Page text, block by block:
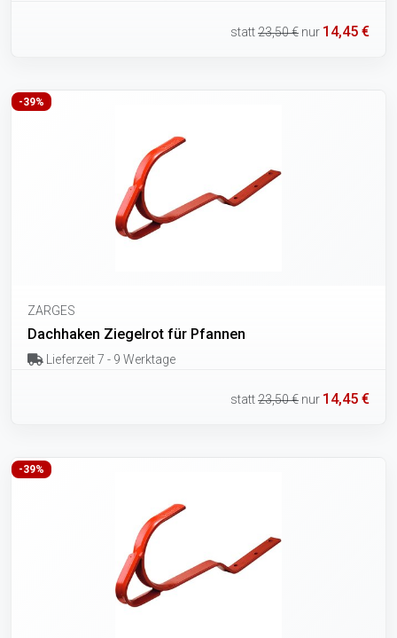
statt23,50 € nur 14,45 €
-39%
ZARGES
Dachhaken Ziegelrot für Pfannen
Lieferzeit 7 - 9 Werktage
statt23,50 € nur 14,45 €
-39%